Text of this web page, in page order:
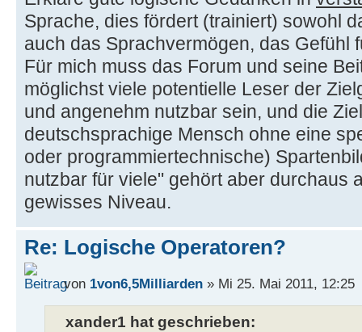
Sprache, dies fördert (trainiert) sowohl
auch das Sprachvermögen, das Gefühl
Für mich muss das Forum und seine
möglichst viele potentielle Leser der
und angenehm nutzbar sein, und die
deutschsprachige Mensch ohne eine
oder programmiertechnische)
nutzbar für viele" gehört aber durchaus
gewisses Niveau.
Re: Logische Operatoren?
von 1von6,5Milliarden » Mi 25. Mai 2011, 12:25
xander1 hat geschrieben: